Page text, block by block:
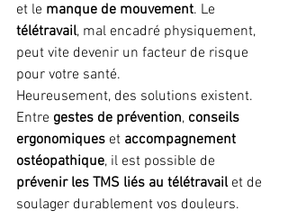
et le manque de mouvement. Le
télétravail, mal encadré physiquement,
peut vite devenir un facteur de risque
pour votre santé.
Heureusement, des solutions existent.
Entre gestes de prévention, conseils
ergonomiques et accompagnement
ostéopathique, il est possible de
prévenir les TMS liés au télétravail et de
soulager durablement vos douleurs.